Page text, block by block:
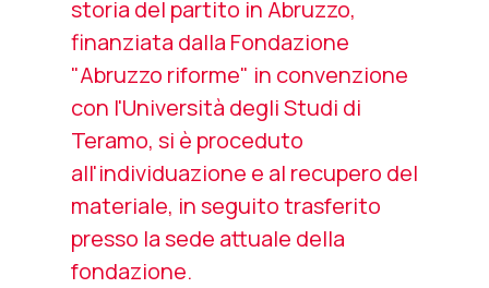
storia del partito in Abruzzo,
finanziata dalla Fondazione
"Abruzzo riforme" in convenzione
con l'Università degli Studi di
Teramo, si è proceduto
all'individuazione e al recupero del
materiale, in seguito trasferito
presso la sede attuale della
fondazione.